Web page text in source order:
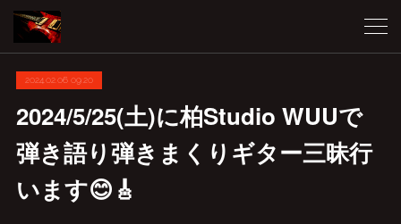
2024.02.06 09:20
2024/5/25(土)に柏Studio WUUで
弾き語り弾きまくりギター三昧行
います😊🎸